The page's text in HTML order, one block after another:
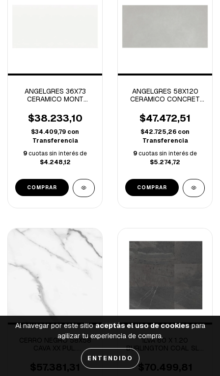
Al navegar por este sitioaceptás el uso de cookiespara
agilizar tu experiencia de compra.
ENTENDIDO
ANGELGRES 36X73
CERAMICO MONT
M/C-
$38.233,10
$34.409,79 con
Transferencia
9cuotas sin interés de
$4.248,12
ANGELGRES 58X120
CERAMICO CONCRET
M/C
$47.472,51
$42.725,26 con
Transferencia
9cuotas sin interés de
$5.274,72
CERRO NEGRO 58X58
CAVA XX PUL.
RECTIFICADO-1.68M/C
$57.381,31
ILVA 60 X 1.20
BURLINGTON COAL SLP.
$70.499,81